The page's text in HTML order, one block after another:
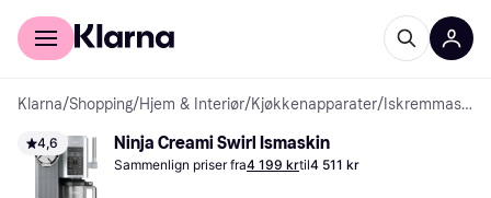
For kunder
Klarna/Shopping/Hjem & Interiør/Kjøkkenapparater/ Iskremmaskiner
4,6 Ninja Creami Swirl Ismaskin
Sammenlign priser fra4 199 krtil4 511 kr